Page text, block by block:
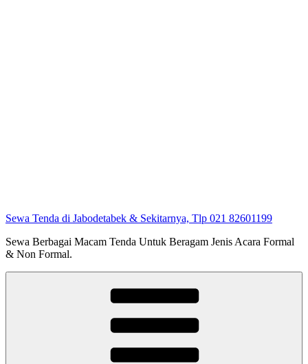
Sewa Tenda di Jabodetabek & Sekitarnya, Tlp 021 82601199
Sewa Berbagai Macam Tenda Untuk Beragam Jenis Acara Formal
& Non Formal.